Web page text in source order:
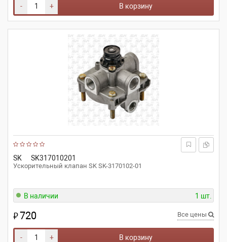
- + В корзину
SK SK317010201
Ускорительный клапан SK SK-3170102-01
В наличии 1 шт.
₽720 Все цены
- + В корзину